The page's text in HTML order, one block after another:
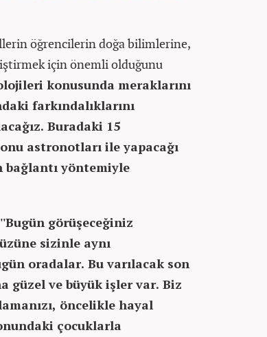
öğrencilerin doğa bilimlerine,
için önemli olduğunu
konusunda meraklarını
farkındalıklarını
Buradaki 15
astronotları ile yapacağı
bağlantı yöntemiyle
''Bugün görüşeceğiniz
sizinle aynı
oradalar. Bu varılacak son
güzel ve büyük işler var. Biz
öncelikle hayal
çocuklarla